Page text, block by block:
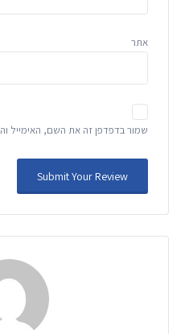
אתר
שמור בדפדפן זה את השם, האימייל